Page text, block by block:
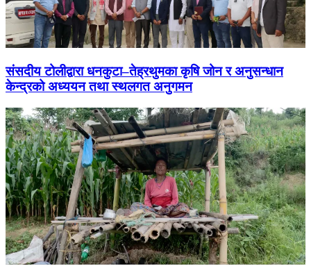
संसदीय टोलीद्वारा धनकुटा–तेह्रथुमका कृषि जोन र अनुसन्धान
केन्द्रको अध्ययन तथा स्थलगत अनुगमन